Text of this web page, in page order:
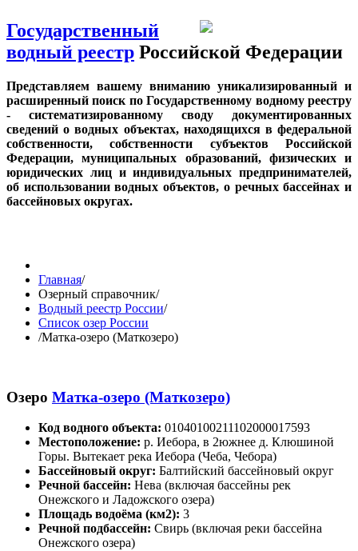
Государственный
водный реестр Российской Федерации
Представляем вашему вниманию уникализированный и
расширенный поиск по Государственному водному реестру
- систематизированному своду документированных
сведений о водных объектах, находящихся в федеральной
собственности, собственности субъектов Российской
Федерации, муниципальных образований, физических и
юридических лиц и индивидуальных предпринимателей,
об использовании водных объектов, о речных бассейнах и
бассейновых округах.
Главная/
Озерный справочник/
Водный реестр России/
Список озер России
/Матка-озеро (Маткозеро)
Озеро Матка-озеро (Маткозеро)
Код водного объекта: 01040100211102000017593
Местоположение: р. Иебора, в 2южнее д. Клюшиной
Горы. Вытекает река Иебора (Чеба, Чебора)
Бассейновый округ: Балтийский бассейновый округ
Речной бассейн: Нева (включая бассейны рек
Онежского и Ладожского озера)
Площадь водоёма (км2): 3
Речной подбассейн: Свирь (включая реки бассейна
Онежского озера)